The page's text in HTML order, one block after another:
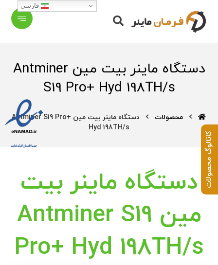
دستگاه ماینر بیت مین Antminer
S19 Pro+ Hyd 198TH/s
محصولات
دستگاه ماینر بیت مین Antminer S19 Pro+
Hyd 198TH/s
دستگاه ماینر بیت
مین Antminer S19
Pro+ Hyd 198TH/s
فارسی
کاتالوگ محصولات